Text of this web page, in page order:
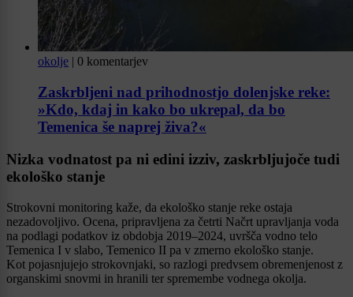
okolje | 0 komentarjev
Zaskrbljeni nad prihodnostjo dolenjske reke:
»Kdo, kdaj in kako bo ukrepal, da bo
Temenica še naprej živa?«
Nizka vodnatost pa ni edini izziv, zaskrbljujoče tudi
ekološko stanje
Strokovni monitoring kaže, da ekološko stanje reke ostaja
nezadovoljivo. Ocena, pripravljena za četrti Načrt upravljanja voda
na podlagi podatkov iz obdobja 2019–2024, uvršča vodno telo
Temenica I v slabo, Temenico II pa v zmerno ekološko stanje.
Kot pojasnjujejo strokovnjaki, so razlogi predvsem obremenjenost z
organskimi snovmi in hranili ter spremembe vodnega okolja.